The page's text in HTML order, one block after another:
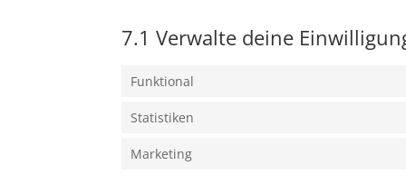
7.1 Verwalte deine
Funktional
Statistiken
Marketing